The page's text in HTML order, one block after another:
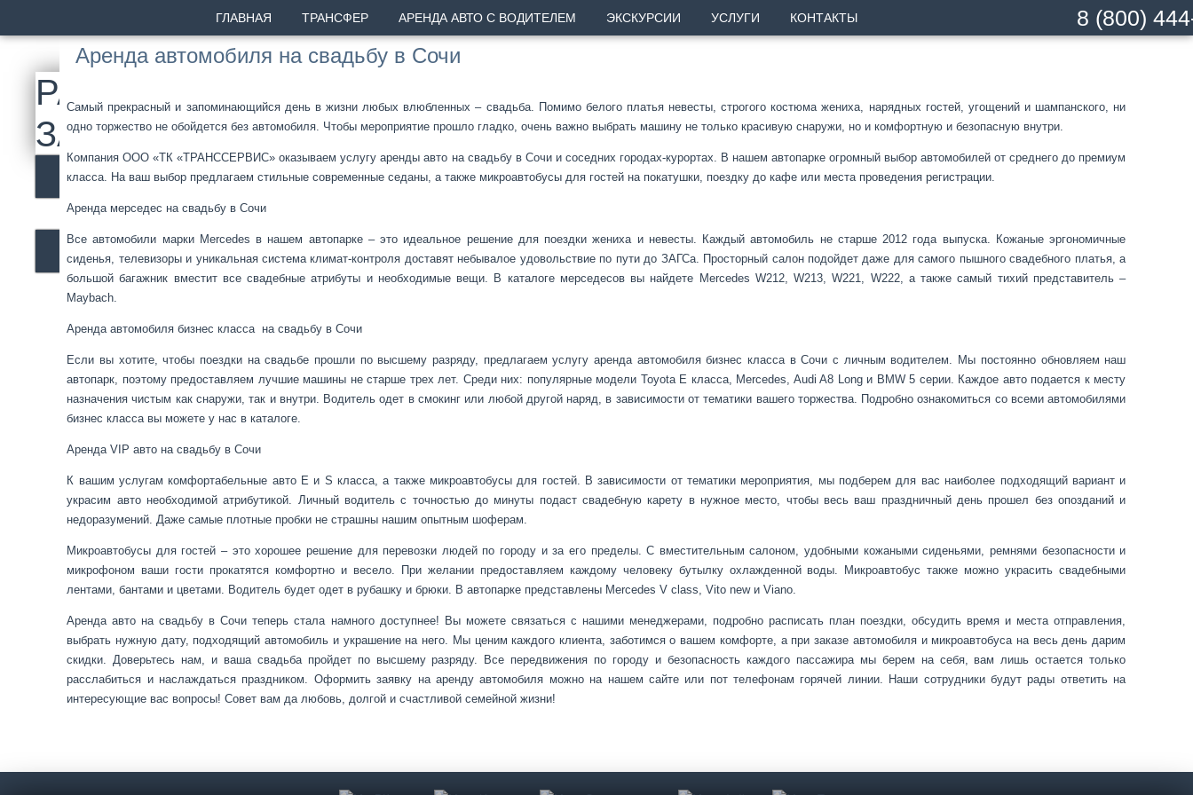
ГЛАВНАЯ ТРАНСФЕР АРЕНДА АВТО С ВОДИТЕЛЕМ ЭКСКУРСИИ УСЛУГИ КОНТАКТЫ 8 (800)
РАСЧЕТ СТОИМОСТИ
ЗА 3 МИНУТЫ
РАССЧИТАТЬ
ЗАКАЗАТЬ ОНЛАЙН
Аренда автомобиля на свадьбу в Сочи
Самый прекрасный и запоминающийся день в жизни любых влюбленных – свадьба. Помимо белого платья невесты, строгого костюма жениха, нарядных гостей, угощений и шампанского, ни
одно торжество не обойдется без автомобиля. Чтобы мероприятие прошло гладко, очень важно выбрать машину не только красивую снаружи, но и комфортную и безопасную внутри.
Компания ООО «ТК «ТРАНССЕРВИС» оказываем услугу аренды авто на свадьбу в Сочи и соседних городах-курортах. В нашем автопарке огромный выбор автомобилей от среднего до премиум
класса. На ваш выбор предлагаем стильные современные седаны, а также микроавтобусы для гостей на покатушки, поездку до кафе или места проведения регистрации.
Аренда мерседес на свадьбу в Сочи
Все автомобили марки Mercedes в нашем автопарке – это идеальное решение для поездки жениха и невесты. Каждый автомобиль не старше 2012 года выпуска. Кожаные эргономичные
сиденья, телевизоры и уникальная система климат-контроля доставят небывалое удовольствие по пути до ЗАГСа. Просторный салон подойдет даже для самого пышного свадебного платья, а
большой багажник вместит все свадебные атрибуты и необходимые вещи. В каталоге мерседесов вы найдете Mercedes W212, W213, W221, W222, а также самый тихий представитель –
Maybach.
Аренда автомобиля бизнес класса на свадьбу в Сочи
Если вы хотите, чтобы поездки на свадьбе прошли по высшему разряду, предлагаем услугу аренда автомобиля бизнес класса в Сочи с личным водителем. Мы постоянно обновляем наш
автопарк, поэтому предоставляем лучшие машины не старше трех лет. Среди них: популярные модели Toyota E класса, Mercedes, Audi A8 Long и BMW 5 серии. Каждое авто подается к месту
назначения чистым как снаружи, так и внутри. Водитель одет в смокинг или любой другой наряд, в зависимости от тематики вашего торжества. Подробно ознакомиться со всеми автомобилями
бизнес класса вы можете у нас в каталоге.
Аренда VIP авто на свадьбу в Сочи
К вашим услугам комфортабельные авто E и S класса, а также микроавтобусы для гостей. В зависимости от тематики мероприятия, мы подберем для вас наиболее подходящий вариант и
украсим авто необходимой атрибутикой. Личный водитель с точностью до минуты подаст свадебную карету в нужное место, чтобы весь ваш праздничный день прошел без опозданий и
недоразумений. Даже самые плотные пробки не страшны нашим опытным шоферам.
Микроавтобусы для гостей – это хорошее решение для перевозки людей по городу и за его пределы. С вместительным салоном, удобными кожаными сиденьями, ремнями безопасности и
микрофоном ваши гости прокатятся комфортно и весело. При желании предоставляем каждому человеку бутылку охлажденной воды. Микроавтобус также можно украсить свадебными
лентами, бантами и цветами. Водитель будет одет в рубашку и брюки. В автопарке представлены Mercedes V class, Vito new и Viano.
Аренда авто на свадьбу в Сочи теперь стала намного доступнее! Вы можете связаться с нашими менеджерами, подробно расписать план поездки, обсудить время и места отправления,
выбрать нужную дату, подходящий автомобиль и украшение на него. Мы ценим каждого клиента, заботимся о вашем комфорте, а при заказе автомобиля и микроавтобуса на весь день дарим
скидки. Доверьтесь нам, и ваша свадьба пройдет по высшему разряду. Все передвижения по городу и безопасность каждого пассажира мы берем на себя, вам лишь остается только
расслабиться и наслаждаться праздником. Оформить заявку на аренду автомобиля можно на нашем сайте или пот телефонам горячей линии. Наши сотрудники будут рады ответить на
интересующие вас вопросы! Совет вам да любовь, долгой и счастливой семейной жизни!